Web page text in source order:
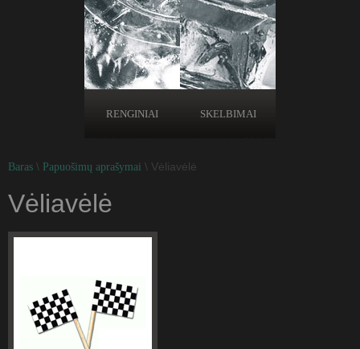
RENGINIAI SKELBIMAI
Baras \ Papuošimų aprašymai \ Vėliavėlė
Vėliavėlė